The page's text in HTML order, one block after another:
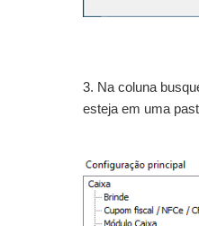
3. Na coluna
esteja em uma